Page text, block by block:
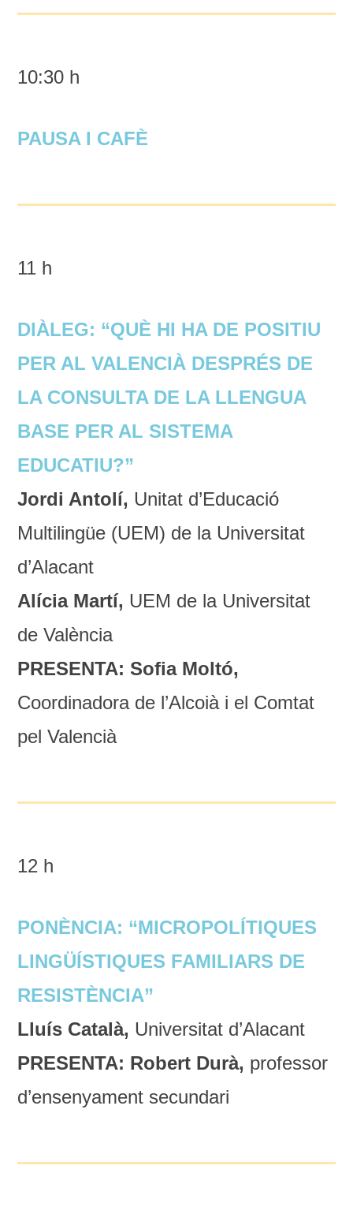
10:30 h
PAUSA I CAFÈ
11 h
DIÀLEG: “QUÈ HI HA DE POSITIU
PER AL VALENCIÀ DESPRÉS DE
LA CONSULTA DE LA LLENGUA
BASE PER AL SISTEMA
EDUCATIU?”
Jordi Antolí, Unitat d’Educació
Multilingüe (UEM) de la Universitat
d’Alacant
Alícia Martí, UEM de la Universitat
de València
PRESENTA: Sofia Moltó,
Coordinadora de l’Alcoià i el Comtat
pel Valencià
12 h
PONÈNCIA: “MICROPOLÍTIQUES
LINGÜÍSTIQUES FAMILIARS DE
RESISTÈNCIA”
Lluís Català, Universitat d’Alacant
PRESENTA: Robert Durà, professor
d’ensenyament secundari